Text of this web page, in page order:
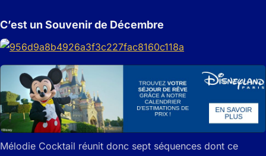
C’est un Souvenir de Décembre
Mélodie Cocktail réunit donc sept séquences dont ce